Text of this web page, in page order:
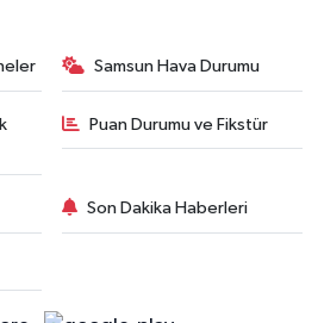
Samsun Hava Durumu
Puan Durumu ve Fikstür
Son Dakika Haberleri